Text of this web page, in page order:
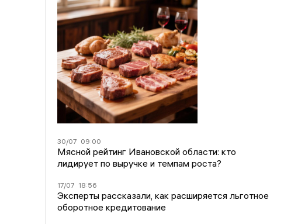
30/07 09:00
Мясной рейтинг Ивановской области: кто
лидирует по выручке и темпам роста?
17/07 18:56
Эксперты рассказали, как расширяется льготное
оборотное кредитование